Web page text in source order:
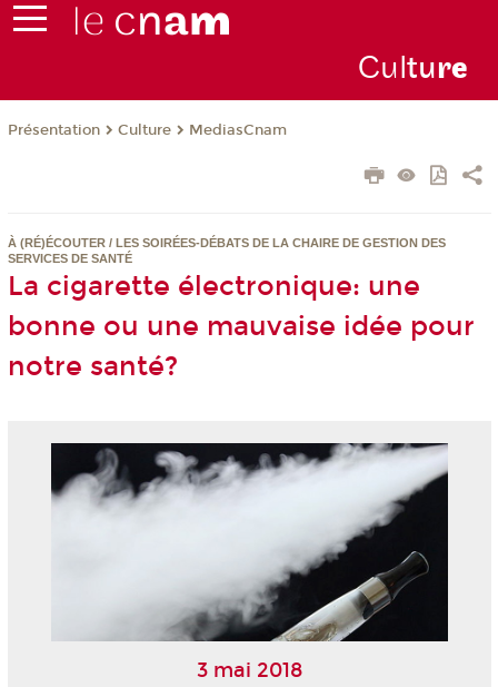
Culture
Présentation Culture MediasCnam
À (RÉ)ÉCOUTER / LES SOIRÉES-DÉBATS DE LA CHAIRE DE GESTION DES
SERVICES DE SANTÉ
La cigarette électronique: une
bonne ou une mauvaise idée pour
notre santé?
3 mai 2018